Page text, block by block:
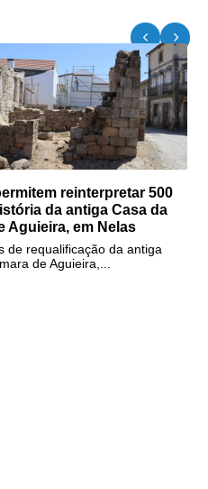
reinterpretar 500
da antiga Casa da
Aguieira, em Nelas
de requalificação da antiga
de Aguieira,...